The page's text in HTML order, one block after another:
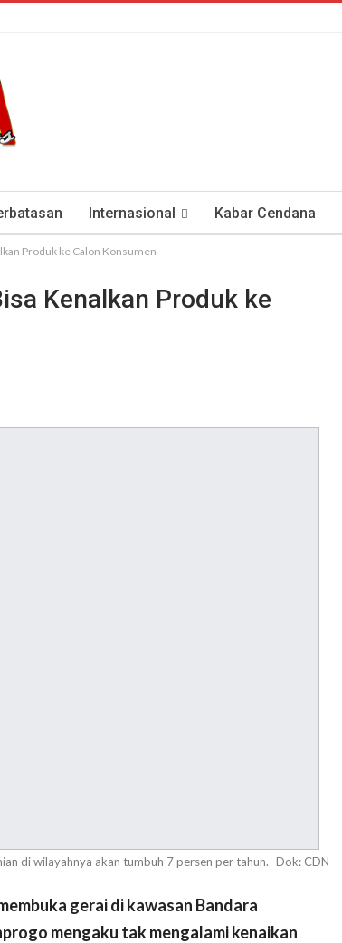
Internasional Kabar Cendana
Antisipasi COVID-19
Produk ke Calon Konsumen
Kenalkan Produk ke
di wilayahnya akan tumbuh 7 persen per tahun. -Dok: CDN
gerai di kawasan Bandara
mengaku tak mengalami kenaikan